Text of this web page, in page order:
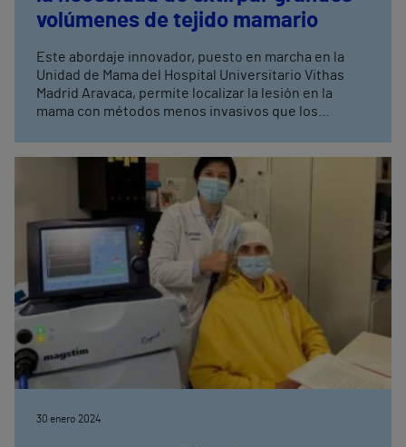
volúmenes de tejido mamario
Este abordaje innovador, puesto en marcha en la
Unidad de Mama del Hospital Universitario Vithas
Madrid Aravaca, permite localizar la lesión en la
mama con métodos menos invasivos que los
ferromagnéticas posibilita una menor resección de
tejido mamario en la intervención, lo que permite
realizar cirugías menos invasivas y reducir las
consecuencias estéticas en la mama”
30 enero 2024